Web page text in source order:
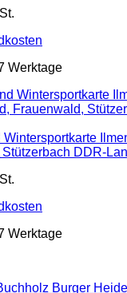
Werktage
Wintersportkarte
DDR-
Werktage